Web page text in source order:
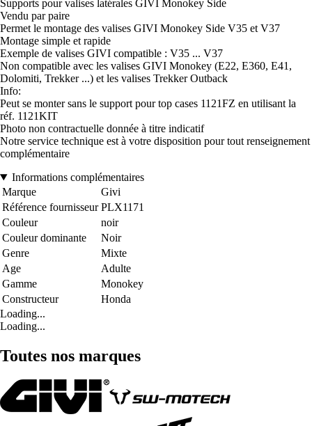
Supports pour valises latérales GIVI Monokey Side
Vendu par paire
Permet le montage des valises GIVI Monokey Side V35 et V37
Montage simple et rapide
Exemple de valises GIVI compatible : V35 ... V37
Non compatible avec les valises GIVI Monokey (E22, E360, E41,
Dolomiti, Trekker ...) et les valises Trekker Outback
Info:
Peut se monter sans le support pour top cases 1121FZ en utilisant la
réf. 1121KIT
Photo non contractuelle donnée à titre indicatif
Notre service technique est à votre disposition pour tout renseignement
complémentaire
Informations complémentaires
Marque
Givi
Référence fournisseur PLX1171
Couleur
noir
Couleur dominante
Noir
Genre
Mixte
Age
Adulte
Gamme
Monokey
Constructeur
Honda
Loading...
Loading...
Toutes nos marques